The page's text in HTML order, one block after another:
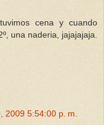
cena y cuando
una naderia, jajajajaja.
2009 5:54:00 p. m.